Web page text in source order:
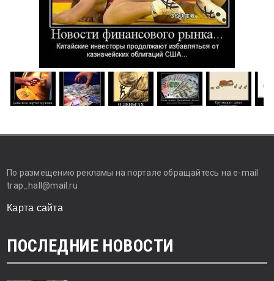
По размещению рекламы на портале обращайтесь на e-mail
trap_hall@mail.ru
Карта сайта
ПОСЛЕДНИЕ НОВОСТИ